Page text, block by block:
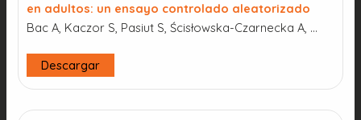
en adultos: un ensayo controlado aleatorizado
Bac A, Kaczor S, Pasiut S, Ścisłowska-Czarnecka A, ...
Descargar